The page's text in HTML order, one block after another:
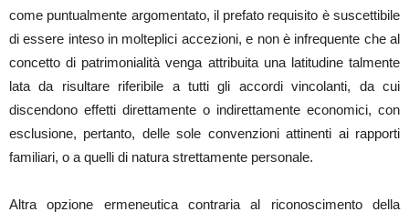
come puntualmente argomentato, il prefato requisito è suscettibile
di essere inteso in molteplici accezioni, e non è infrequente che al
concetto di patrimonialità venga attribuita una latitudine talmente
lata da risultare riferibile a tutti gli accordi vincolanti, da cui
discendono effetti direttamente o indirettamente economici, con
esclusione, pertanto, delle sole convenzioni attinenti ai rapporti
familiari, o a quelli di natura strettamente personale.
Altra opzione ermeneutica contraria al riconoscimento della